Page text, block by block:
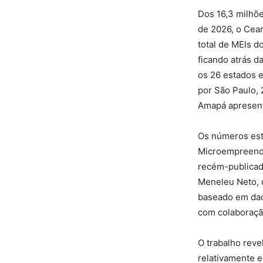
Dos 16,3
de 2026, o
total de MEIs
ficando atrás
os 26 estados
por São Paulo,
Amapá
Os números
recém-
Meneleu Neto,
baseado em
com
O trabalho
relativamente